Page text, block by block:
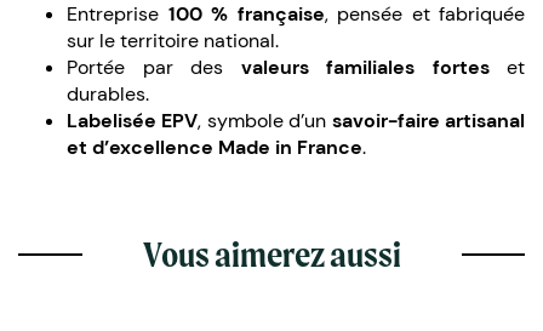
Entreprise 100 % française, pensée et fabriquée
sur le territoire national.
Portée par des valeurs familiales forteset
durables.
Labelisée EPV, symbole d’un savoir-faire artisanal
et d’excellence Made in France.
Vous aimerez aussi